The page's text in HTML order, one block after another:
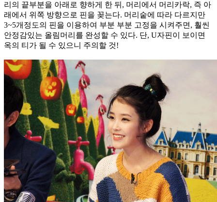
리의 끝부분을 아래로 향하게 한 뒤, 머리에서 머리카락, 즉 아
래에서 위쪽 방향으로 핀을 꽂는다. 머리숱에 따라 다르지만
3~5개정도의 핀을 이용하여 부분 부분 고정을 시켜주면, 훨씬
안정감있는 올림머리를 완성할 수 있다. 단, U자핀이 보이면
옥의 티가 될 수 있으니 주의할 것!